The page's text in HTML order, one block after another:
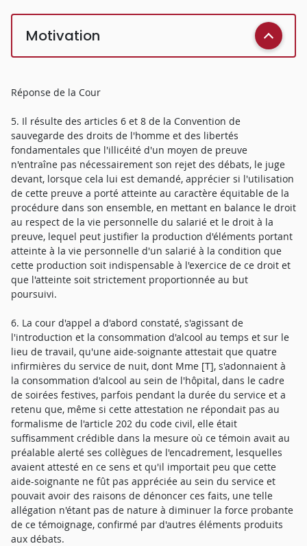
Motivation
Réponse de la Cour
5. Il résulte des articles 6 et 8 de la Convention de
sauvegarde des droits de l'homme et des libertés
fondamentales que l'illicéité d'un moyen de preuve
n'entraîne pas nécessairement son rejet des débats, le juge
devant, lorsque cela lui est demandé, apprécier si l'utilisation
de cette preuve a porté atteinte au caractère équitable de la
procédure dans son ensemble, en mettant en balance le droit
au respect de la vie personnelle du salarié et le droit à la
preuve, lequel peut justifier la production d'éléments portant
atteinte à la vie personnelle d'un salarié à la condition que
cette production soit indispensable à l'exercice de ce droit et
que l'atteinte soit strictement proportionnée au but
poursuivi.
6. La cour d'appel a d'abord constaté, s'agissant de
l'introduction et la consommation d'alcool au temps et sur le
lieu de travail, qu'une aide-soignante attestait que quatre
infirmières du service de nuit, dont Mme [T], s'adonnaient à
la consommation d'alcool au sein de l'hôpital, dans le cadre
de soirées festives, parfois pendant la durée du service et a
retenu que, même si cette attestation ne répondait pas au
formalisme de l'article 202 du code civil, elle était
suffisamment crédible dans la mesure où ce témoin avait au
préalable alerté ses collègues de l'encadrement, lesquelles
avaient attesté en ce sens et qu'il importait peu que cette
aide-soignante ne fût pas appréciée au sein du service et
pouvait avoir des raisons de dénoncer ces faits, une telle
allégation n'étant pas de nature à diminuer la force probante
de ce témoignage, confirmé par d'autres éléments produits
aux débats.